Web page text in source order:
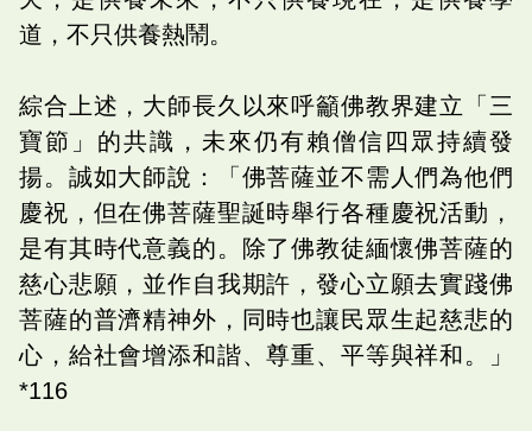
道，不只供養熱鬧。
綜合上述，大師長久以來呼籲佛教界建立「三
寶節」的共識，未來仍有賴僧信四眾持續發
揚。誠如大師說：「佛菩薩並不需人們為他們
慶祝，但在佛菩薩聖誕時舉行各種慶祝活動，
是有其時代意義的。除了佛教徒緬懷佛菩薩的
慈心悲願，並作自我期許，發心立願去實踐佛
菩薩的普濟精神外，同時也讓民眾生起慈悲的
心，給社會增添和諧、尊重、平等與祥和。」
*116